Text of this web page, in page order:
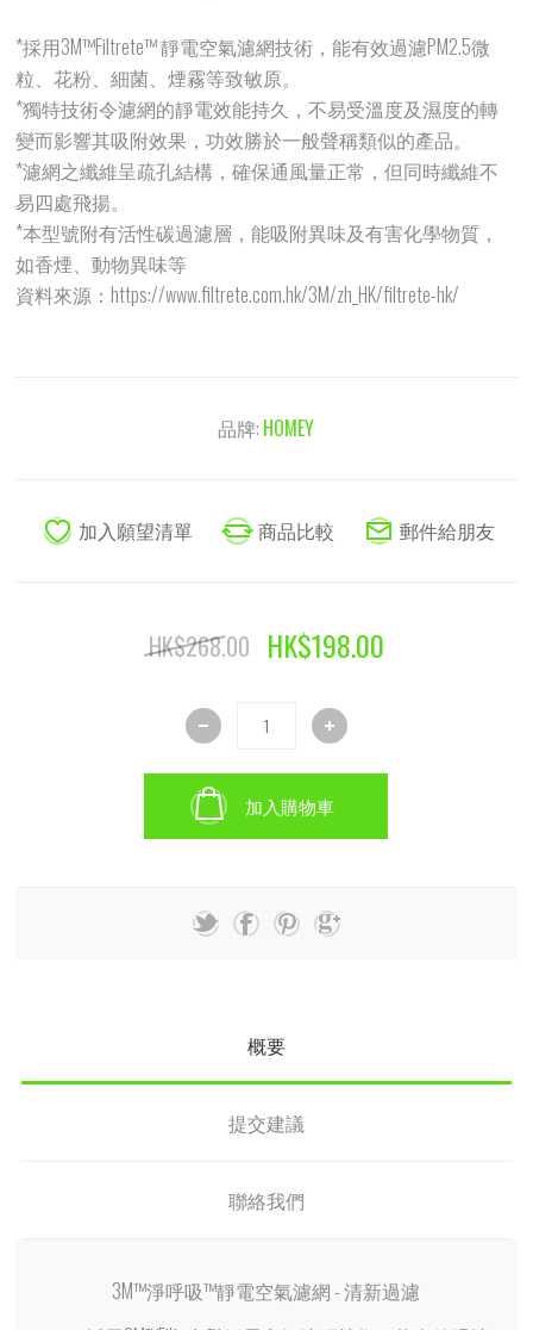
*採用3M™Filtrete™ 靜電空氣濾網技術，能有效過濾PM2.5微
粒、花粉、細菌、煙霧等致敏原。
*獨特技術令濾網的靜電效能持久，不易受溫度及濕度的轉
變而影響其吸附效果，功效勝於一般聲稱類似的產品。
*濾網之纖維呈疏孔結構，確保通風量正常，但同時纖維不
易四處飛揚。
*本型號附有活性碳過濾層，能吸附異味及有害化學物質，
如香煙、動物異味等
資料來源：https://www.filtrete.com.hk/3M/zh_HK/filtrete-hk/
品牌: HOMEY
HK$268.00 HK$198.00
加入購物車
概要
提交建議
聯絡我們
3M™淨呼吸™靜電空氣濾網 - 清新過濾